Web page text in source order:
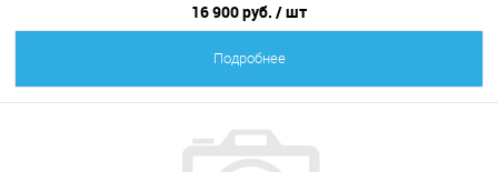
16 900 руб. / шт
Подробнее